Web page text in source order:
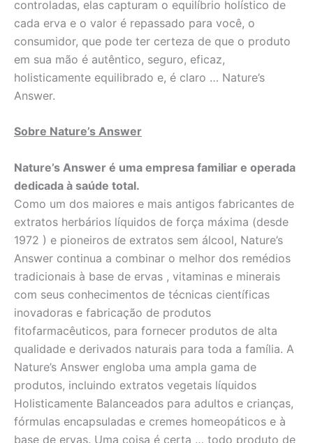
controladas, elas capturam o equilíbrio holístico de
cada erva e o valor é repassado para você, o
consumidor, que pode ter certeza de que o produto
em sua mão é autêntico, seguro, eficaz,
holisticamente equilibrado e, é claro … Nature’s
Answer.
Sobre Nature’s Answer
Nature’s Answer é uma empresa familiar e operada
dedicada à saúde total.
Como um dos maiores e mais antigos fabricantes de
extratos herbários líquidos de força máxima (desde
1972 ) e pioneiros de extratos sem álcool, Nature’s
Answer continua a combinar o melhor dos remédios
tradicionais à base de ervas , vitaminas e minerais
com seus conhecimentos de técnicas científicas
inovadoras e fabricação de produtos
fitofarmacêuticos, para fornecer produtos de alta
qualidade e derivados naturais para toda a família. A
Nature’s Answer engloba uma ampla gama de
produtos, incluindo extratos vegetais líquidos
Holisticamente Balanceados para adultos e crianças,
fórmulas encapsuladas e cremes homeopáticos e à
base de ervas. Uma coisa é certa … todo produto de